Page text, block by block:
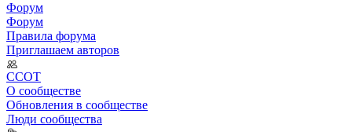
Форум
Форум
Правила форума
Приглашаем авторов
ССОТ
О сообществе
Обновления в сообществе
Люди сообщества